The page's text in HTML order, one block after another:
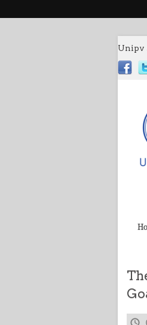
Unipv